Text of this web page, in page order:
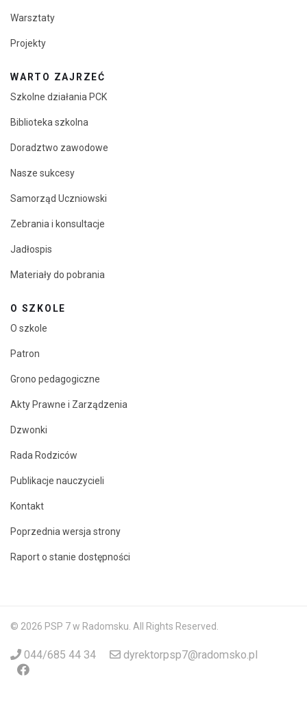
Warsztaty
Projekty
WARTO ZAJRZEĆ
Szkolne działania PCK
Biblioteka szkolna
Doradztwo zawodowe
Nasze sukcesy
Samorząd Uczniowski
Zebrania i konsultacje
Jadłospis
Materiały do pobrania
O SZKOLE
O szkole
Patron
Grono pedagogiczne
Akty Prawne i Zarządzenia
Dzwonki
Rada Rodziców
Publikacje nauczycieli
Kontakt
Poprzednia wersja strony
Raport o stanie dostępności
© 2026 PSP 7 w Radomsku. All Rights Reserved.
044/685 44 34 dyrektorpsp7@radomsko.pl